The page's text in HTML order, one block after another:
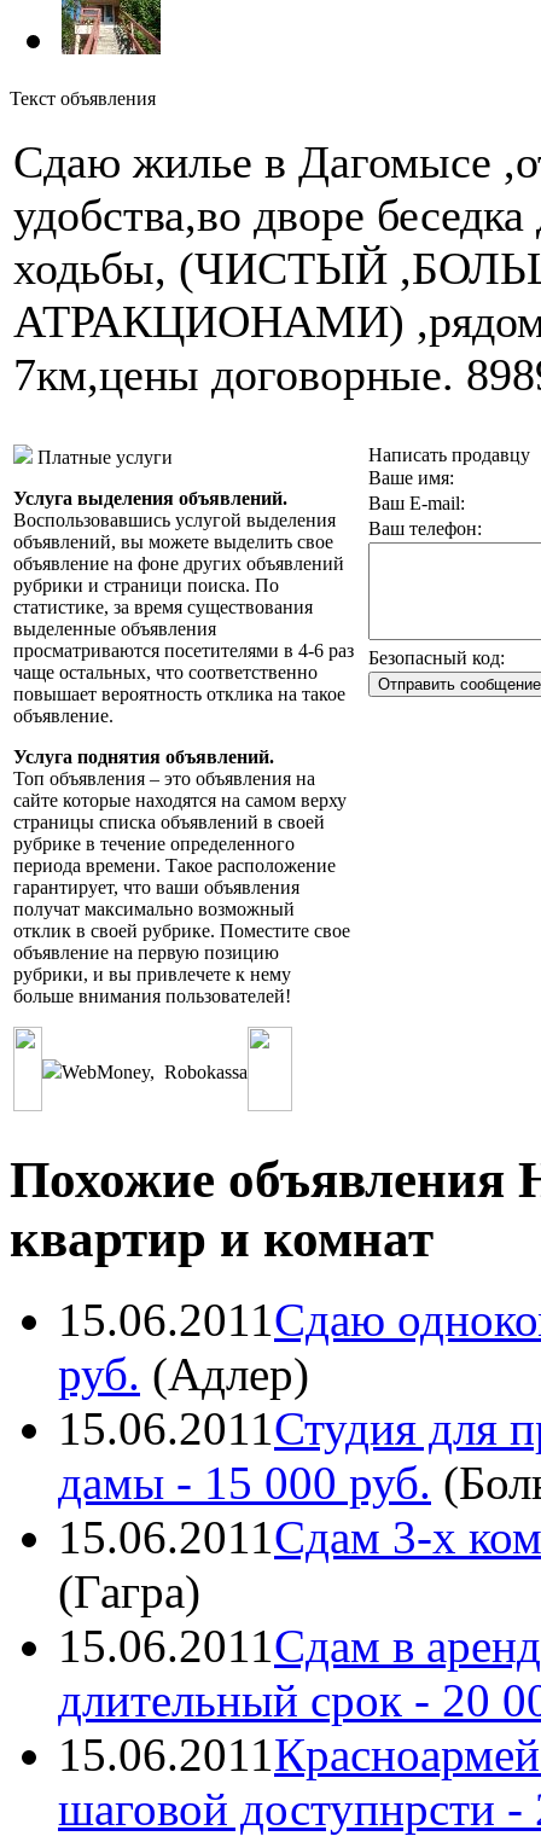
Текст объявления
Сдаю жилье в Дагомысе
удобства,во дворе
ходьбы, (ЧИСТЫЙ
АТРАКЦИОНАМИ) ,рядом
7км,цены договорные.
Платные услуги
Услуга выделения объявлений.
Воспользовавшись услугой выделения
объявлений, вы можете выделить свое
объявление на фоне других объявлений
рубрики и страници поиска. По
статистике, за время существования
выделенные объявления
просматриваются посетителями в 4-6 раз
чаще остальных, что соответственно
повышает вероятность отклика на такое
объявление.
Услуга поднятия объявлений.
Топ объявления – это объявления на
сайте которые находятся на самом верху
страницы списка объявлений в своей
рубрике в течение определенного
периода времени. Такое расположение
гарантирует, что ваши объявления
получат максимально возможный
отклик в своей рубрике. Поместите свое
объявление на первую позицию
рубрики, и вы привлечете к нему
больше внимания пользователей!
WebMoney, Robokassa
Написать продавцу
Ваше имя:
Ваш E-mail:
Ваш телефон:
Безопасный код:
Похожие объявления
квартир и комнат
15.06.2011Сдаю
руб. (Адлер)
15.06.2011Студия для
дамы - 15 000 руб. (
15.06.2011Сдам 3-х
(Гагра)
15.06.2011Сдам в
длительный срок - 20
15.06.2011
шаговой доступнрсти -